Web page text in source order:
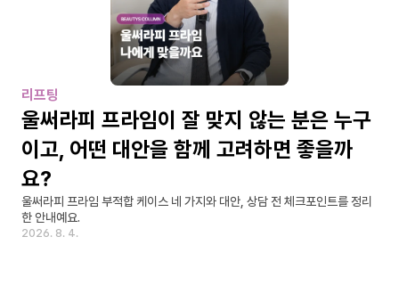
리프팅
울써라피 프라임이 잘 맞지 않는 분은 누구
이고, 어떤 대안을 함께 고려하면 좋을까
요?
울써라피 프라임 부적합 케이스 네 가지와 대안, 상담 전 체크포인트를 정리
한 안내예요.
2026. 8. 4.